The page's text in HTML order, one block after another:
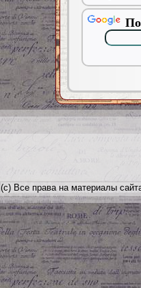
(с) Все права на материалы